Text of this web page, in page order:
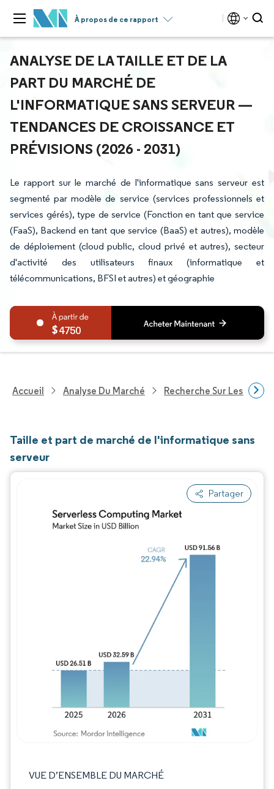
À propos de ce rapport
ANALYSE DE LA TAILLE ET DE LA
PART DU MARCHÉ DE
L'INFORMATIQUE SANS SERVEUR —
TENDANCES DE CROISSANCE ET
PRÉVISIONS (2026 - 2031)
Le rapport sur le marché de l'informatique sans serveur est
segmenté par modèle de service (services professionnels et
services gérés), type de service (Fonction en tant que service
(FaaS), Backend en tant que service (BaaS) et autres), modèle
de déploiement (cloud public, cloud privé et autres), secteur
d'activité des utilisateurs finaux (informatique et
télécommunications, BFSI et autres) et géographie
4750
Accueil Analyse Du Marché Recherche Sur Les
Taille et part de marché de l'informatique sans
serveur
Partager
VUE D’ENSEMBLE DU MARCHÉ
Image © Mordor Intelligence. La